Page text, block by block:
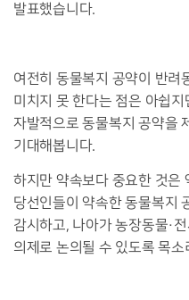
발표했습니다.
여전히 동물복지 공약이 반려
미치지 못 한다는 점은 아쉽지
자발적으로 동물복지 공약을
기대해봅니다.
하지만 약속보다 중요한 것은
당선인들이 약속한 동물복지
감시하고, 나아가 농장동물·
의제로 논의될 수 있도록 목